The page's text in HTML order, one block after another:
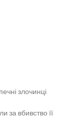
злочинці
за вбивство її